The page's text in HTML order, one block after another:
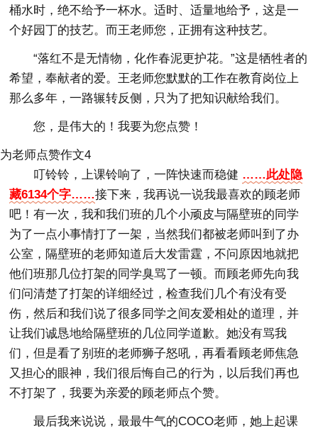
桶水时，绝不给予一杯水。适时、适量地给予，这是一
个好园丁的技艺。而王老师您，正拥有这种技艺。
“落红不是无情物，化作春泥更护花。”这是牺牲者的
希望，奉献者的爱。王老师您默默的工作在教育岗位上
那么多年，一路辗转反侧，只为了把知识献给我们。
您，是伟大的！我要为您点赞！
为老师点赞作文4
叮铃铃，上课铃响了，一阵快速而稳健 ……此处隐
藏6134个字……接下来，我再说一说我最喜欢的顾老师
吧！有一次，我和我们班的几个小顽皮与隔壁班的同学
为了一点小事情打了一架，当然我们都被老师叫到了办
公室，隔壁班的老师知道后大发雷霆，不问原因地就把
他们班那几位打架的同学臭骂了一顿。而顾老师先向我
们问清楚了打架的详细经过，检查我们几个有没有受
伤，然后和我们说了很多同学之间友爱相处的道理，并
让我们诚恳地给隔壁班的几位同学道歉。她没有骂我
们，但是看了别班的老师狮子怒吼，再看看顾老师焦急
又担心的眼神，我们很后悔自己的行为，以后我们再也
不打架了，我要为亲爱的顾老师点个赞。
最后我来说说，最最牛气的COCO老师，她上起课